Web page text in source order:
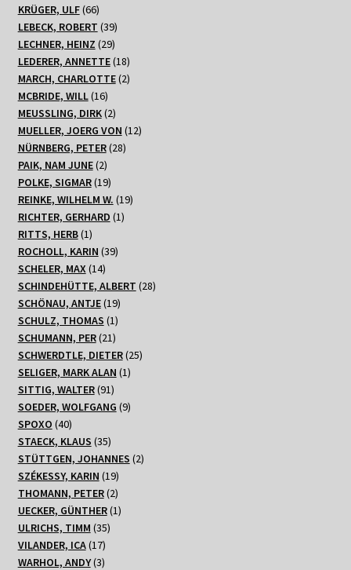
Produkte
KRÜGER, ULF 6666
Produkte
LEBECK, ROBERT 3939
Produkte
LECHNER, HEINZ 2929
Produkte
LEDERER, ANNETTE 1818
Produkte
MARCH, CHARLOTTE 22
MCBRIDE, WILL 1616
Produkte
MEUSSLING, DIRK 22
Produkte
MUELLER, JOERG VON 1212
NÜRNBERG, PETER 2828
PAIK, NAM JUNE 22
Produkte
POLKE, SIGMAR 1919
Produkte
REINKE, WILHELM W. 1919
RICHTER, GERHARD 11
RITTS, HERB 11
Produkt
ROCHOLL, KARIN 3939
SCHELER, MAX 1414
Produkte
SCHINDEHÜTTE, ALBERT 2828
SCHÖNAU, ANTJE 1919
Produkte
SCHULZ, THOMAS 11
Produkt
SCHUMANN, PER 2121
Produkte
SCHWERDTLE, DIETER 2525
SELIGER, MARK ALAN 11
SITTIG, WALTER 9191
Produkte
SOEDER, WOLFGANG 99
SPOXO 4040
Produkte
STAECK, KLAUS 3535
Produkte
STÜTTGEN, JOHANNES 22
SZÉKESSY, KARIN 1919
Produkte
THOMANN, PETER 22
Produkte
UECKER, GÜNTHER 11
ULRICHS, TIMM 3535
VILANDER, ICA 1717
Produkte
WARHOL, ANDY 33